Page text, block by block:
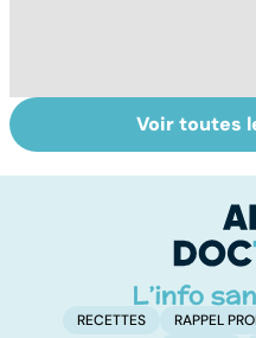
Le magnésium,
un oligo-élément
Voir toutes
RECETTES RAPPEL